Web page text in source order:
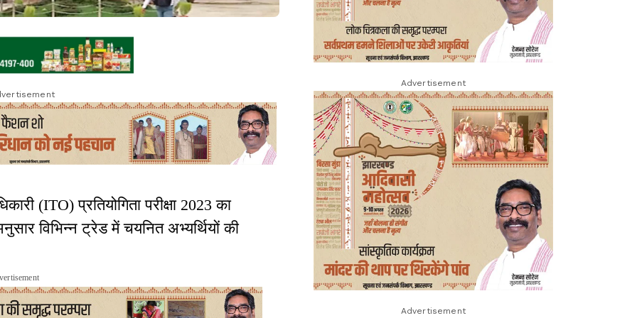
(ITO) प्रतियोगिता परीक्षा 2023 का
विभिन्न ट्रेड में चयनित अभ्यर्थियों की
Advertisement
Advertisement